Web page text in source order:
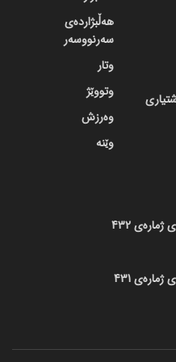
هەڵبژاردەی
سەرنووسەر
وتار
وتووێژ
وەرزش
وێنە
432
431